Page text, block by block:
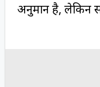
अनुमान है, लेकिन